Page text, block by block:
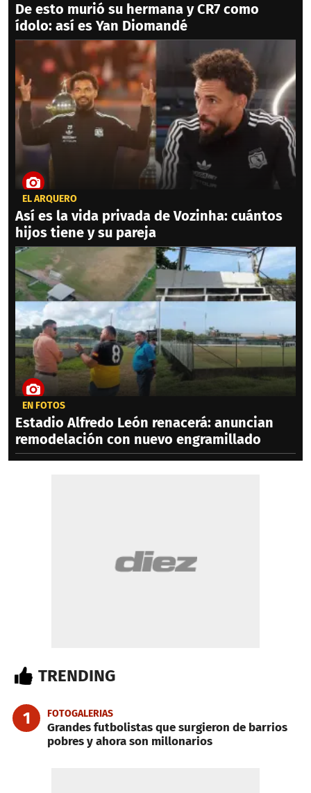
De esto murió su hermana y CR7 como
ídolo: así es Yan Diomandé
EL ARQUERO
Así es la vida privada de Vozinha: cuántos
hijos tiene y su pareja
EN FOTOS
Estadio Alfredo León renacerá: anuncian
remodelación con nuevo engramillado
TRENDING
1 FOTOGALERIAS
Grandes futbolistas que surgieron de barrios
pobres y ahora son millonarios